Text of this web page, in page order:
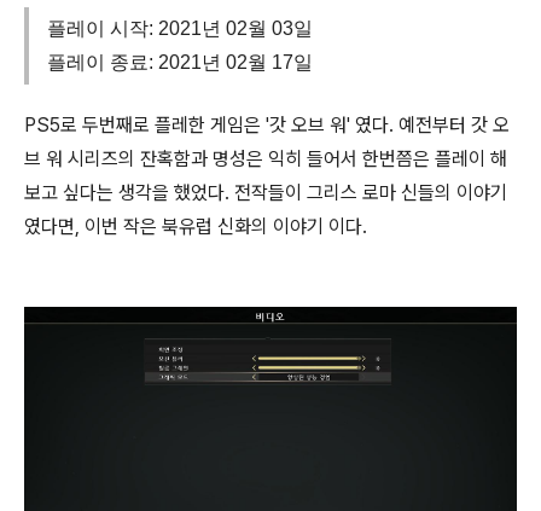
플레이 시작: 2021년 02월 03일
플레이 종료: 2021년 02월 17일
PS5로 두번째로 플레한 게임은 '갓 오브 워' 였다. 예전부터 갓 오
브 워 시리즈의 잔혹함과 명성은 익히 들어서 한번쯤은 플레이 해
보고 싶다는 생각을 했었다. 전작들이 그리스 로마 신들의 이야기
였다면, 이번 작은 북유럽 신화의 이야기 이다.